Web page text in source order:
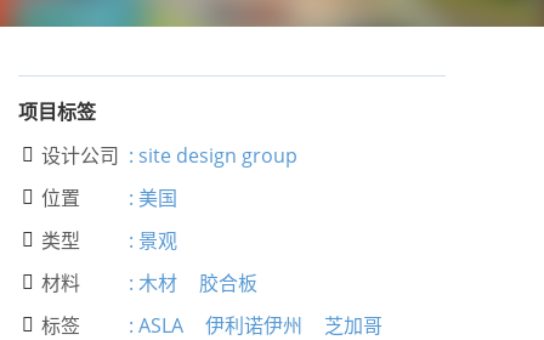
项目标签
 设计公司 : site design group
 位置 : 美国
 类型 : 景观
 材料 : 木材 胶合板
 标签 : ASLA 伊利诺伊州 芝加哥